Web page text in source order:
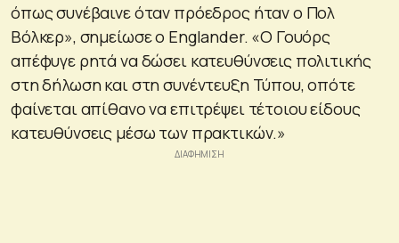
όπως συνέβαινε όταν πρόεδρος ήταν ο Πολ
Βόλκερ», σημείωσε ο Englander. «Ο Γουόρς
απέφυγε ρητά να δώσει κατευθύνσεις πολιτικής
στη δήλωση και στη συνέντευξη Τύπου, οπότε
φαίνεται απίθανο να επιτρέψει τέτοιου είδους
κατευθύνσεις μέσω των πρακτικών.»